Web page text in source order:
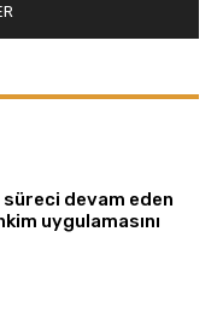
süreci devam eden
uygulamasını